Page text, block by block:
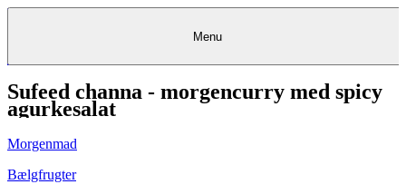
KantineKantineKantine
FrokostordningFrokostordningFrokostordning
CateringCatering
Madkurser
& Teambuilding
Opskrifter
RestauranterRestauranter&&BagerierBagerierRestauranter &
Bagerier
FoodserviceFoodservice
Detail
Projekter
rådgivning
Eventkalender
Køb Købgavekort gavekortKøb gavekort
KundeserviceKundeserviceKundeservice
Menu
Sufeed channa - morgencurry med spicy
agurkesalat
Morgenmad
Bælgfrugter